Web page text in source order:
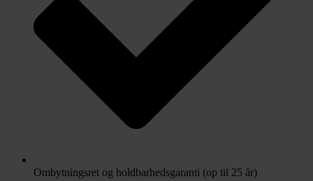
Ombytningsret og holdbarhedsgaranti (op til 25 år)